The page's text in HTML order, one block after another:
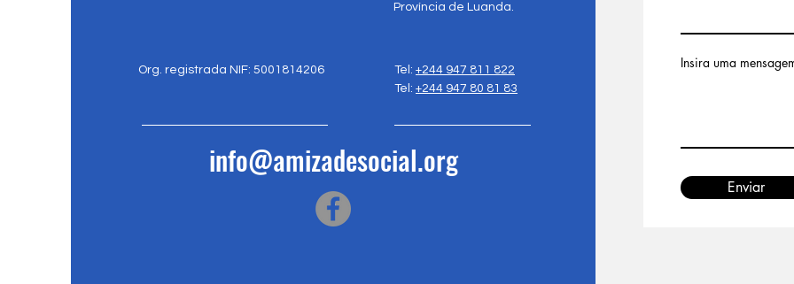
Província de Luanda.
Org. registrada NIF: 5001814206 Tel: +244 947 811 822
Tel: +244 947 80 81 83
info@amizadesocial.org
Insira uma
Enviar